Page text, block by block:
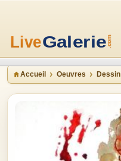
Accueil Oeuvres Dessin